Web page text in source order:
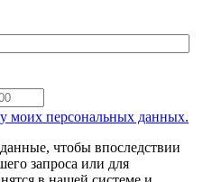
моих персональных данных.
чтобы впоследствии
запроса или для